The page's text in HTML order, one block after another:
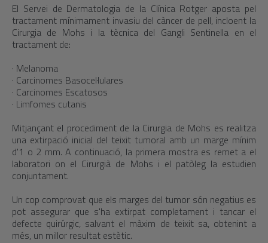
El Servei de Dermatologia de la Clínica Rotger aposta pel
tractament mínimament invasiu del càncer de pell, incloent la
Cirurgia de Mohs i la tècnica del Gangli Sentinella en el
tractament de:
· Melanoma
· Carcinomes Basocel·lulares
· Carcinomes Escatosos
· Limfomes cutanis
Mitjançant el procediment de la Cirurgia de Mohs es realitza
una extirpació inicial del teixit tumoral amb un marge mínim
d'1 o 2 mm. A continuació, la primera mostra es remet a el
laboratori on el Cirurgià de Mohs i el patòleg la estudien
conjuntament.
Un cop comprovat que els marges del tumor són negatius es
pot assegurar que s'ha extirpat completament i tancar el
defecte quirúrgic, salvant el màxim de teixit sa, obtenint a
més, un millor resultat estètic.